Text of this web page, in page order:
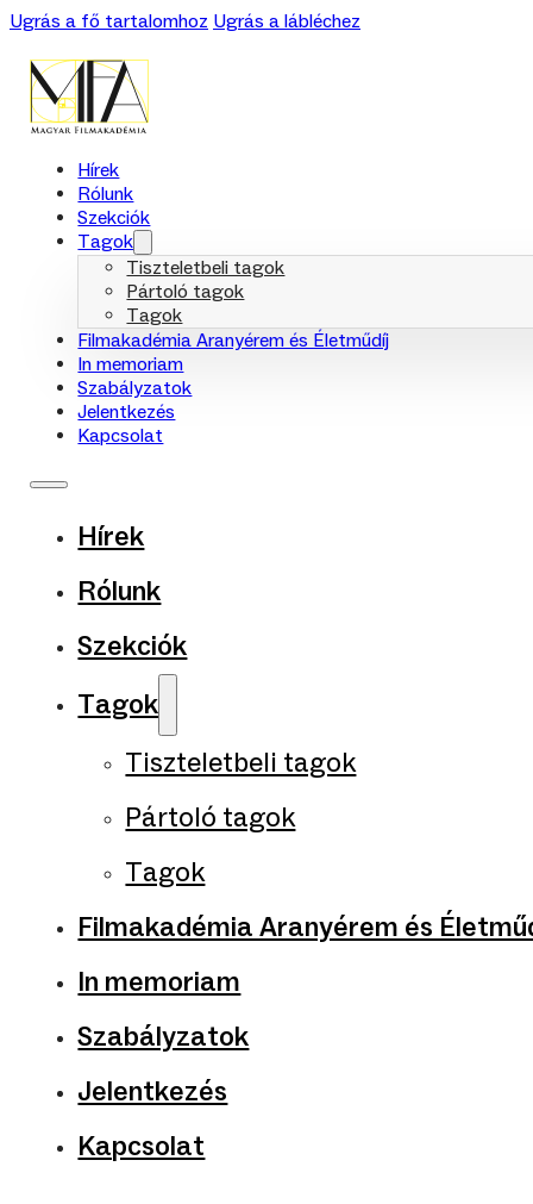
Ugrás a fő tartalomhoz Ugrás a lábléchez
Hírek
Rólunk
Szekciók
Tagok
Tiszteletbeli tagok
Pártoló tagok
Tagok
Filmakadémia Aranyérem és Életműdíj
In memoriam
Szabályzatok
Jelentkezés
Kapcsolat
Hírek
Rólunk
Szekciók
Tagok
Tiszteletbeli tagok
Pártoló tagok
Tagok
Filmakadémia Aranyérem és
In memoriam
Szabályzatok
Jelentkezés
Kapcsolat